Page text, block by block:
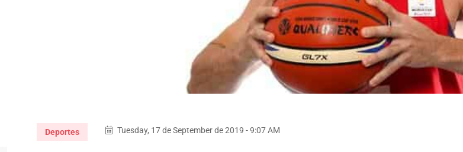
Deportes Tuesday, 17 de September de 2019 - 9:07 AM